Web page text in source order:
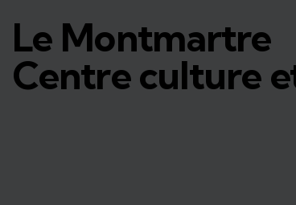
Le Montmartre
Centre culture